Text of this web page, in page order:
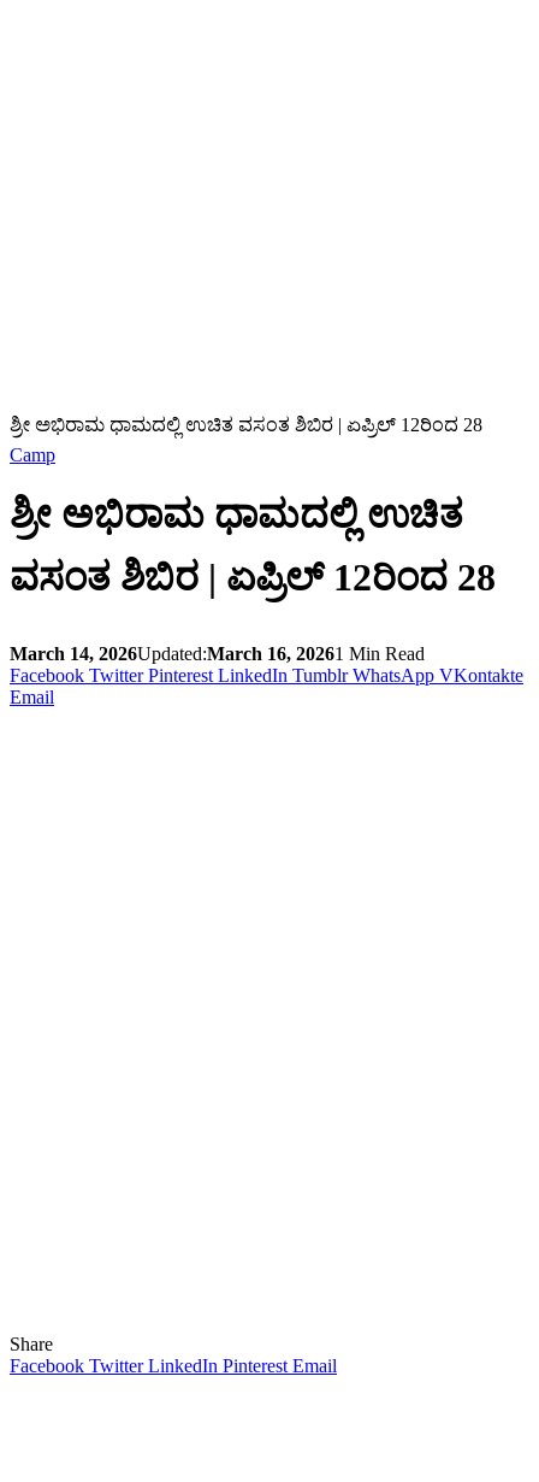
ಶ್ರೀ ಅಭಿರಾಮ ಧಾಮದಲ್ಲಿ ಉಚಿತ ವಸಂತ ಶಿಬಿರ | ಏಪ್ರಿಲ್‌ 12ರಿಂದ 28
Camp
ಶ್ರೀ ಅಭಿರಾಮ ಧಾಮದಲ್ಲಿ ಉಚಿತ
ವಸಂತ ಶಿಬಿರ | ಏಪ್ರಿಲ್‌ 12ರಿಂದ 28
March 14, 2026Updated:March 16, 20261 Min Read
Facebook Twitter Pinterest LinkedIn Tumblr WhatsApp VKontakte
Email
Share
Facebook Twitter LinkedIn Pinterest Email